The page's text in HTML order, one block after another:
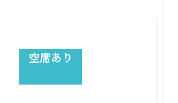
空席あり